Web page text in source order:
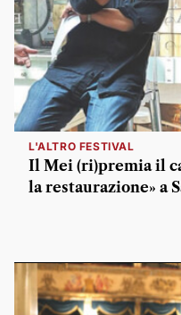
L'ALTRO FESTIVAL
Il Mei (ri)premia il
la restaurazione» a